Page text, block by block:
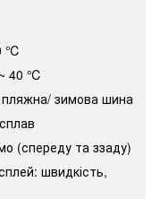
℃
40 ℃
зимова шина
(спереду та ззаду)
швидкість,